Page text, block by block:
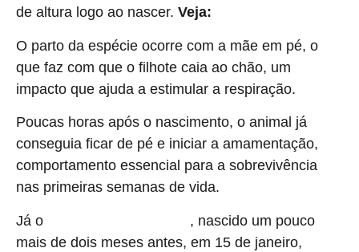
de altura logo ao nascer. Veja:
O parto da espécie ocorre com a mãe em pé, o
que faz com que o filhote caia ao chão, um
impacto que ajuda a estimular a respiração.
Poucas horas após o nascimento, o animal já
conseguia ficar de pé e iniciar a amamentação,
comportamento essencial para a sobrevivência
nas primeiras semanas de vida.
Já o
, nascido um pouco
mais de dois meses antes, em 15 de janeiro,